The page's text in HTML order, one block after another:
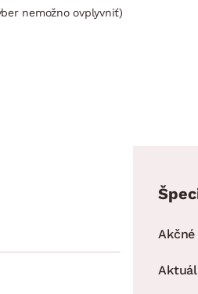
nemožno ovplyvniť)